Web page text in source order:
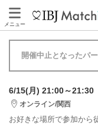
メニュー
開催中止となったパ
6/15(月) 21:00～21:30
オンライン/関西
お好きな場所で参加から